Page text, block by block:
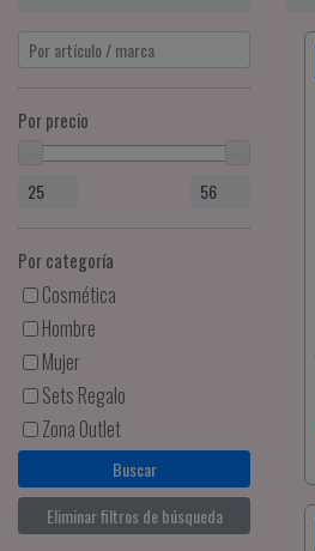
Por precio
Por categoría
Cosmética
Hombre
Mujer
Sets Regalo
Zona Outlet
Eliminar filtros de búsqueda